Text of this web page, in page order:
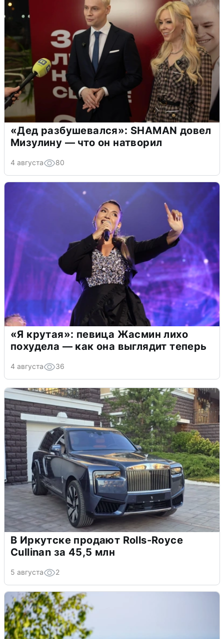
«Дед разбушевался»: SHAMAN довел
Мизулину — что он натворил
4 августа 80
«Я крутая»: певица Жасмин лихо
похудела — как она выглядит теперь
4 августа 36
В Иркутске продают Rolls-Royce
Cullinan за 45,5 млн
5 августа 2